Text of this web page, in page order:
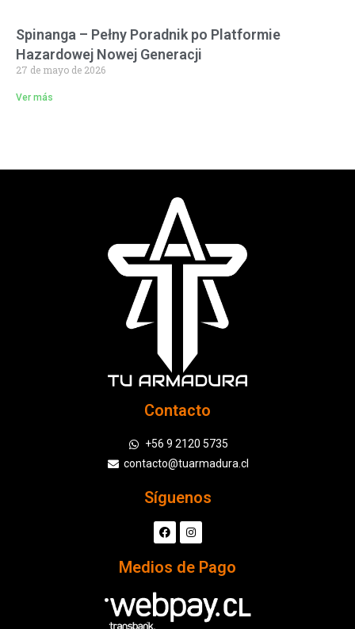
Spinanga – Pełny Poradnik po Platformie
Hazardowej Nowej Generacji
27 de mayo de 2026
Ver más
Contacto
+56 9 2120 5735
contacto@tuarmadura.cl
Síguenos
Medios de Pago